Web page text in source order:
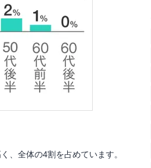
、全体の4割を占めています。